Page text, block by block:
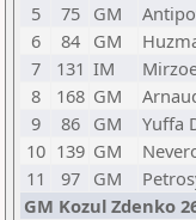
5
75 GM
6
84 GM
7
131 IM
8
168 GM
9
86 GM Yuffa
10 139 GM
11
97 GM
GM Kozul Zdenko